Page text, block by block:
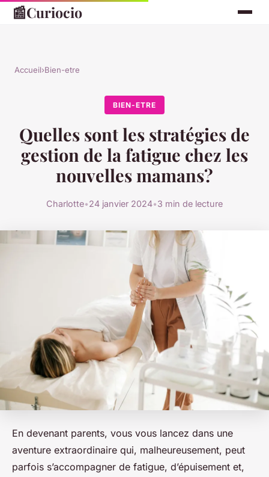
📰Curiocio
Accueil›Bien-etre
BIEN-ETRE
Quelles sont les stratégies de
gestion de la fatigue chez les
nouvelles mamans?
Charlotte•24 janvier 2024•3 min de lecture
En devenant parents, vous vous lancez dans une
aventure extraordinaire qui, malheureusement, peut
parfois s’accompagner de fatigue, d’épuisement et,